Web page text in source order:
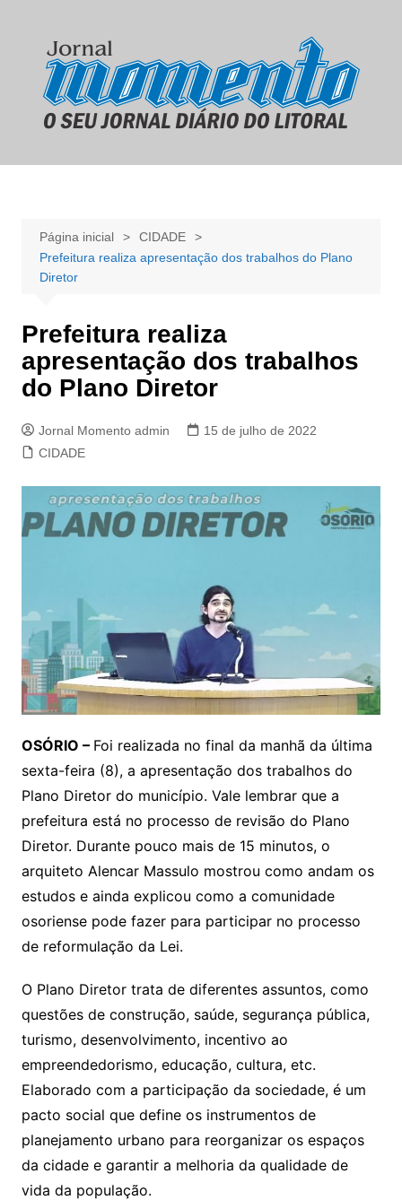
conteúdo
Página inicial
CIDADE
Prefeitura realiza apresentação dos trabalhos do Plano
Diretor
Prefeitura realiza
apresentação dos trabalhos
do Plano Diretor
Jornal Momento admin
15 de julho de 2022
CIDADE
OSÓRIO – Foi realizada no final da manhã da última
sexta-feira (8), a apresentação dos trabalhos do
Plano Diretor do município. Vale lembrar que a
prefeitura está no processo de revisão do Plano
Diretor. Durante pouco mais de 15 minutos, o
arquiteto Alencar Massulo mostrou como andam os
estudos e ainda explicou como a comunidade
osoriense pode fazer para participar no processo
de reformulação da Lei.
O Plano Diretor trata de diferentes assuntos, como
questões de construção, saúde, segurança pública,
turismo, desenvolvimento, incentivo ao
empreendedorismo, educação, cultura, etc.
Elaborado com a participação da sociedade, é um
pacto social que define os instrumentos de
planejamento urbano para reorganizar os espaços
da cidade e garantir a melhoria da qualidade de
vida da população.